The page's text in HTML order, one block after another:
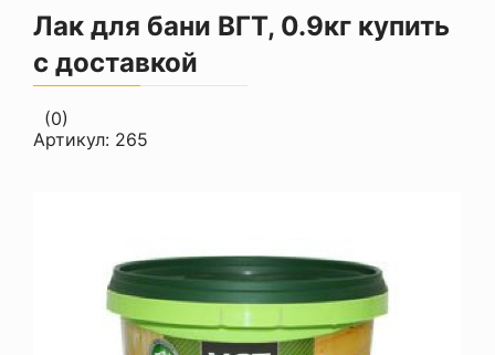
Лак для бани ВГТ, 0.9кг купить
с доставкой
(0)
Артикул: 265